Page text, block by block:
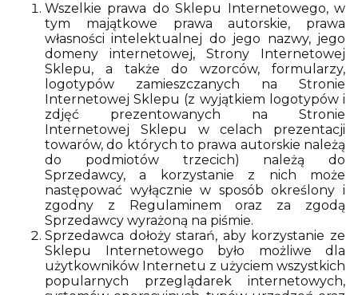
Wszelkie prawa do Sklepu Internetowego, w
tym majątkowe prawa autorskie, prawa
własności intelektualnej do jego nazwy, jego
domeny internetowej, Strony Internetowej
Sklepu, a także do wzorców, formularzy,
logotypów zamieszczanych na Stronie
Internetowej Sklepu (z wyjątkiem logotypów i
zdjęć prezentowanych na Stronie
Internetowej Sklepu w celach prezentacji
towarów, do których to prawa autorskie należą
do podmiotów trzecich) należą do
Sprzedawcy, a korzystanie z nich może
następować wyłącznie w sposób określony i
zgodny z Regulaminem oraz za zgodą
Sprzedawcy wyrażoną na piśmie.
Sprzedawca dołoży starań, aby korzystanie ze
Sklepu Internetowego było możliwe dla
użytkowników Internetu z użyciem wszystkich
popularnych przeglądarek internetowych,